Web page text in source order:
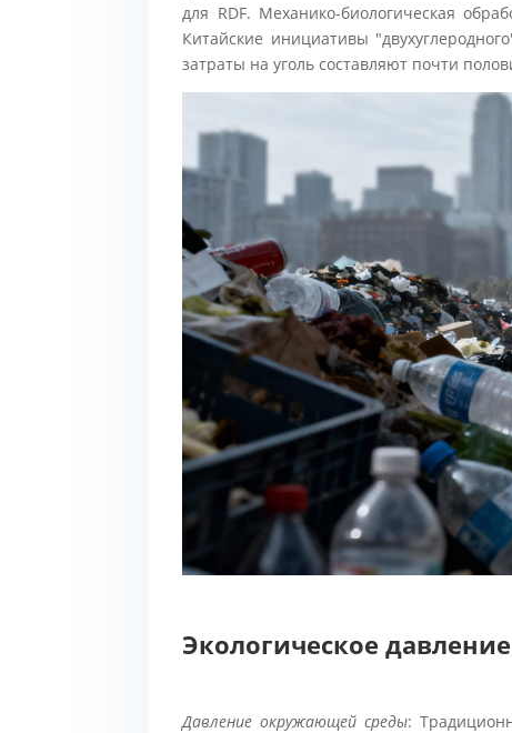
для RDF. Механико-биологическая
Китайские инициативы
затраты на уголь составляют почти
Экологическое
Давление окружающей среды: